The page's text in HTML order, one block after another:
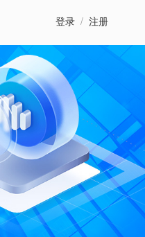
登录 / 注册